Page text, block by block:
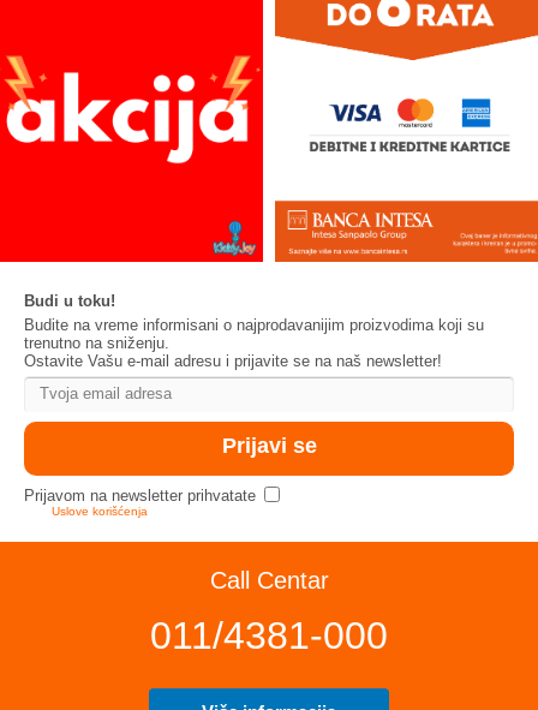
Budi u toku!
Budite na vreme informisani o najprodavanijim proizvodima koji su
trenutno na sniženju.
Ostavite Vašu e-mail adresu i prijavite se na naš newsletter!
Prijavom na newsletter prihvatate
Uslove korišćenja
Call Centar
011/4381-000